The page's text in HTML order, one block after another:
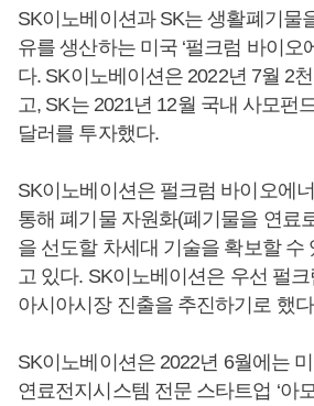
SK이노베이션과 SK는 생활폐기물
유를 생산하는 미국 ‘펄크럼 바이오
다. SK이노베이션은 2022년 7월 2
고, SK는 2021년 12월 국내 사모펀
달러를 투자했다.
SK이노베이션은 펄크럼 바이오에
통해 폐기물 자원화(폐기물을 연료
을 선도할 차세대 기술을 확보할 수
고 있다. SK이노베이션은 우선 펄
아시아시장 진출을 추진하기로 했
SK이노베이션은 2022년 6월에는
연료전지시스템 전문 스타트업 ‘아